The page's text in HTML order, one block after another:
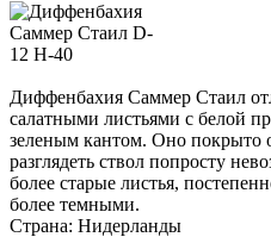
Диффенбахия Саммер Стаил
салатными листьями с белой
зеленым кантом. Оно покрыто
разглядеть ствол попросту
более старые листья,
более темными.
Страна: Нидерланды